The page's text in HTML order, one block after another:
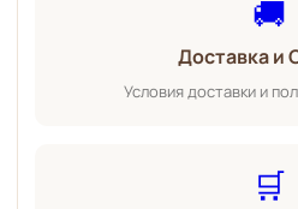
🚚
Доставка и
Условия доставки и
🛒